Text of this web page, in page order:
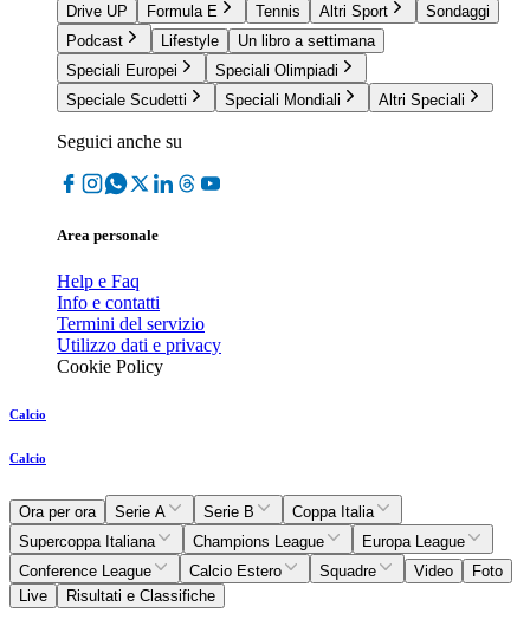
Drive UP
Formula E Tennis Altri Sport
Sondaggi
Podcast
Lifestyle
Un libro a settimana
Speciali Europei
Speciali Olimpiadi
Speciale Scudetti
Speciali Mondiali Altri Speciali
Seguici anche su
Area personale
Help e Faq
Info e contatti
Termini del servizio
Utilizzo dati e privacy
Cookie Policy
Calcio
Calcio
Ora per ora Serie A Serie B
Coppa Italia
Supercoppa Italiana
Champions League
Europa League
Conference League
Calcio Estero Squadre Video
Foto
Live
Risultati e Classifiche